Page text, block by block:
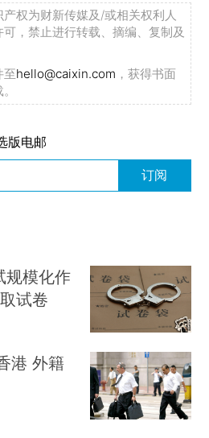
权为财新传媒及/或相关权利人
，禁止进行转载、摘编、复制及
至hello@caixin.com ，获得书面
版电邮
订阅
规模化作
试卷
港 外籍